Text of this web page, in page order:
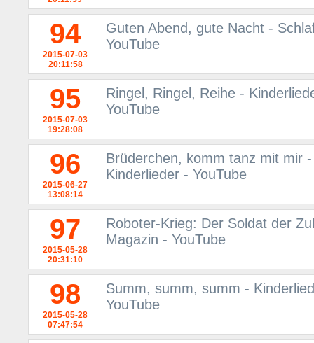
94
2015-07-03
20:11:58
Guten Abend, gute Nacht -
YouTube
95
2015-07-03
19:28:08
Ringel, Ringel, Reihe -
YouTube
96
2015-06-27
13:08:14
Brüderchen, komm tanz mit mir
Kinderlieder - YouTube
97
2015-05-28
20:31:10
Roboter-Krieg: Der Soldat der
Magazin - YouTube
98
2015-05-28
07:47:54
Summ, summ, summ -
YouTube